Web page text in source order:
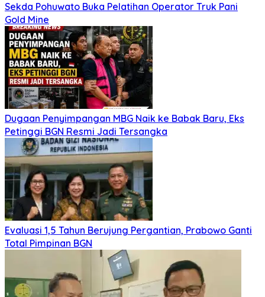
Sekda Pohuwato Buka Pelatihan Operator Truk Pani
Gold Mine
Dugaan Penyimpangan MBG Naik ke Babak Baru, Eks
Petinggi BGN Resmi Jadi Tersangka
Evaluasi 1,5 Tahun Berujung Pergantian, Prabowo Ganti
Total Pimpinan BGN